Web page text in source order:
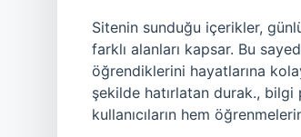
Sitenin sunduğu içerikler,
farklı alanları kapsar. Bu
öğrendiklerini hayatlarına
şekilde hatırlatan durak., bilgi
kullanıcıların hem